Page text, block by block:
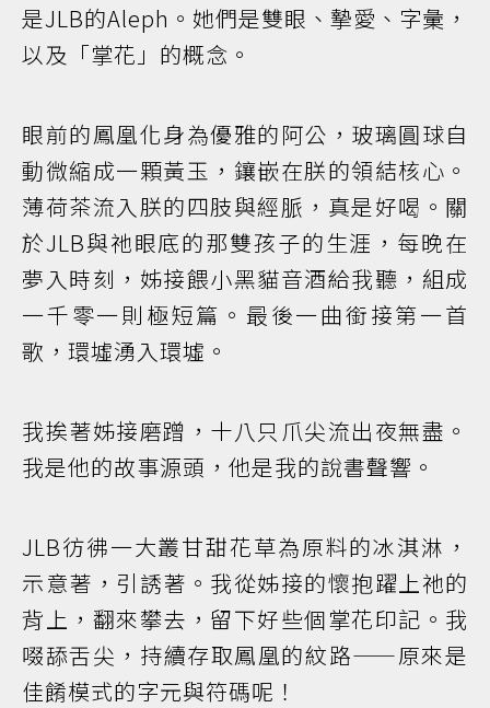
是JLB的Aleph。她們是雙眼、摯愛、字彙，
以及「掌花」的概念。
眼前的鳳凰化身為優雅的阿公，玻璃圓球自
動微縮成一顆黃玉，鑲嵌在朕的領結核心。
薄荷茶流入朕的四肢與經脈，真是好喝。關
於JLB與祂眼底的那雙孩子的生涯，每晚在
夢入時刻，姊接餵小黑貓音酒給我聽，組成
一千零一則極短篇。最後一曲銜接第一首
歌，環墟湧入環墟。
我挨著姊接磨蹭，十八只爪尖流出夜無盡。
我是他的故事源頭，他是我的說書聲響。
JLB彷彿一大叢甘甜花草為原料的冰淇淋，
示意著，引誘著。我從姊接的懷抱躍上祂的
背上，翻來攀去，留下好些個掌花印記。我
啜舔舌尖，持續存取鳳凰的紋路——原來是
佳餚模式的字元與符碼呢！